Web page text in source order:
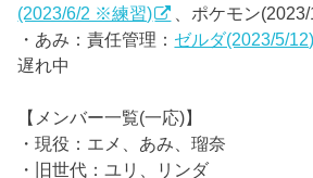
(2023/6/2 ※練習)
、ポケモン
・あみ：責任管理： ゼルダ(2023/5/12)
遅れ中
【メンバー一覧(一応)】
・現役：エメ、あみ、瑠奈
・旧世代：ユリ、リンダ